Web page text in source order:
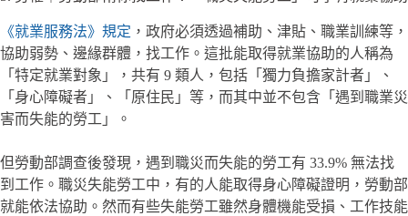
《就業服務法》規定 ，政府必須透過補助、津貼、職業訓練等，
協助弱勢、邊緣群體，找工作。這批能取得就業協助的人稱為
「特定就業對象」，共有 9 類人，包括「獨力負擔家計者」、
「身心障礙者」、「原住民」等，而其中並不包含「遇到職業災
害而失能的勞工」。
但勞動部調查後發現，遇到職災而失能的勞工有 33.9% 無法找
到工作。職災失能勞工中，有的人能取得身心障礙證明，勞動部
就能依法協助。然而有些失能勞工雖然身體機能受損、工作技能